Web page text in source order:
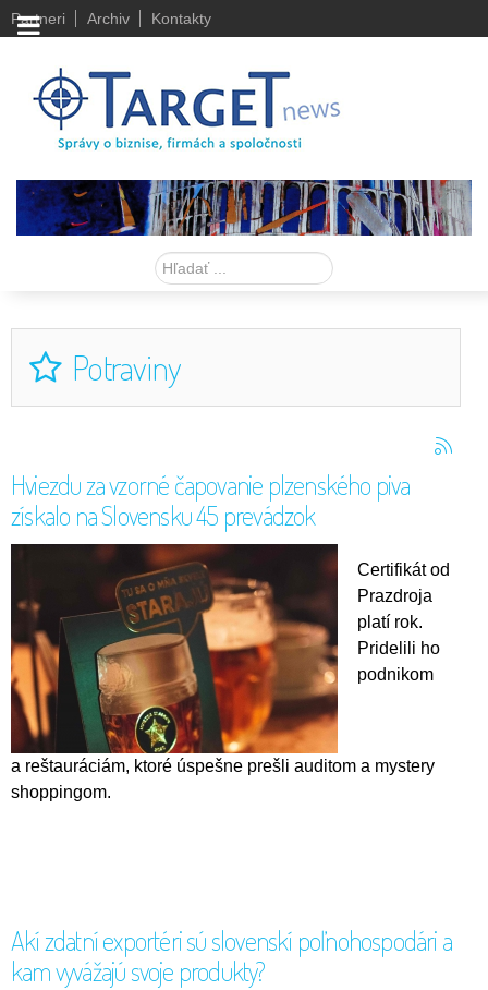
Partneri Archiv Kontakty
Hľadať
Potraviny
Hviezdu za vzorné čapovanie plzenského piva
získalo na Slovensku 45 prevádzok
Certifikát od
Prazdroja
platí rok.
Pridelili ho
podnikom
a reštauráciám, ktoré úspešne prešli auditom a mystery
shoppingom.
Akí zdatní exportéri sú slovenskí poľnohospodári a
kam vyvážajú svoje produkty?